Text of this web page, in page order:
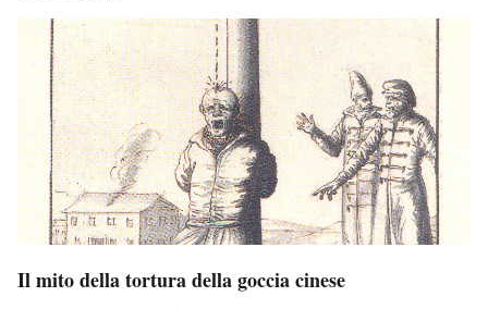
SHOP
CALENDARIO
AREA PERSONALE
Area Personale
Notifiche mobile
Il mito della tortura della goccia cinese